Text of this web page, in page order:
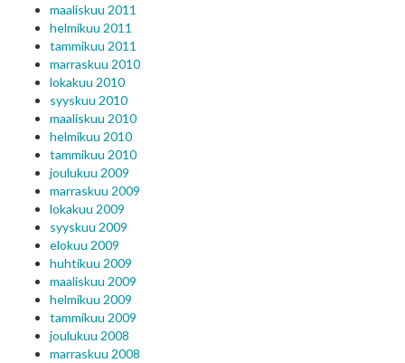
maaliskuu 2011
helmikuu 2011
tammikuu 2011
marraskuu 2010
lokakuu 2010
syyskuu 2010
maaliskuu 2010
helmikuu 2010
tammikuu 2010
joulukuu 2009
marraskuu 2009
lokakuu 2009
syyskuu 2009
elokuu 2009
huhtikuu 2009
maaliskuu 2009
helmikuu 2009
tammikuu 2009
joulukuu 2008
marraskuu 2008